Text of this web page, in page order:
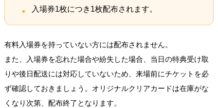
入場券1枚につき1枚配布されます。
有料入場券を持っていない方には配布されません。
また、入場券を忘れた場合や紛失した場合、当日の特典受け取
りや後日配送には対応していないため、来場前にチケットを必
ず確認しておきましょう。オリジナルクリアカードは在庫がな
くなり次第、配布終了となります。